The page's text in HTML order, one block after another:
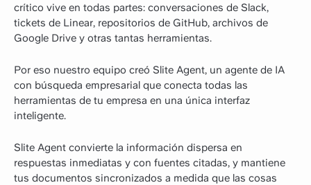
crítico vive en todas partes: conversaciones de Slack,
tickets de Linear, repositorios de GitHub, archivos de
Google Drive y otras tantas herramientas.
Por eso nuestro equipo creó Slite Agent, un agente de IA
con búsqueda empresarial que conecta todas las
herramientas de tu empresa en una única interfaz
inteligente.
Slite Agent convierte la información dispersa en
respuestas inmediatas y con fuentes citadas, y mantiene
tus documentos sincronizados a medida que las cosas